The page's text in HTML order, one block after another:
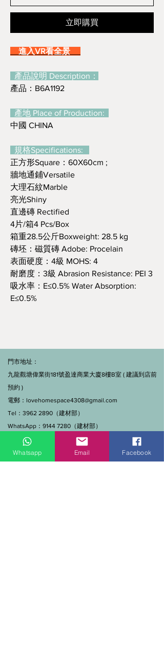
立即購買
進入VR看全景
產品說明 Description：
產品：B6A1192
產地 Place of Production:
中國 CHINA
規格Specifications:
正方形Square：60X60cm ;
牆地通鋪Versatile
大理石紋Marble
亮光Shiny
直邊磚 Rectified
4片/箱4 Pcs/Box
箱重28.5公斤Boxweight: 28.5 kg
磚坯：磁質磚 Adobe: Procelain
表面硬度：4級 MOHS: 4
耐磨度：3級 Abrasion Resistance: PEI 3
吸水率：E≤0.5% Water Absorption:
E≤0.5%
門市地址：
九龍觀塘偉業街181號盈達商業大廈8樓B室 ( 建議到店前
預約 )
電郵： lovehomespace4308@gmail.com
Tel：3962 2890（建材部）
WhatsApp：9144 7280（建材部）
門市營業時間：早上11點到7點(星期一門市休息)
線上及電話查詢：9:00-18:00（假日照常）。
Whatsapp Email Facebook